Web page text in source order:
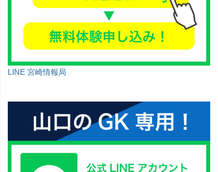
LINE 宮崎情報局